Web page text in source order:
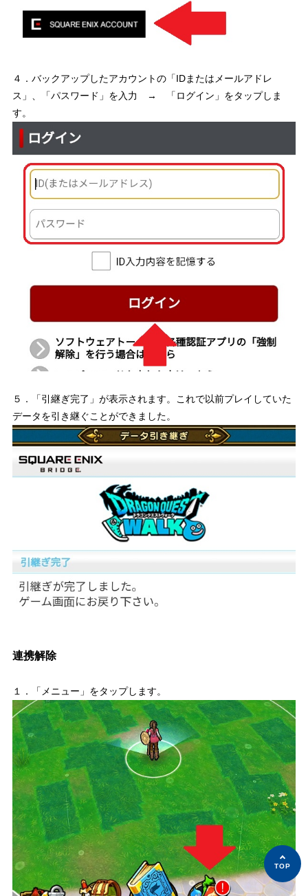
４．バックアップしたアカウントの「IDまたはメールアドレ
ス」、「パスワード」を入力 → 「ログイン」をタップしま
す。
５．「引継ぎ完了」が表示されます。これで以前プレイしていた
データを引き継ぐことができました。
連携解除
１．「メニュー」をタップします。